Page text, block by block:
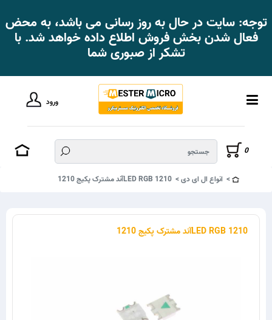
توجه: سایت در حال به روز رسانی می باشد، به محض
فعال شدن بخش فروش اطلاع داده خواهد شد. با
تشکر از صبوری شما
ورود
0
انواع ال ای دی LED RGB 1210آند مشترک پکیج 1210
LED RGB 1210آند مشترک پکیج 1210